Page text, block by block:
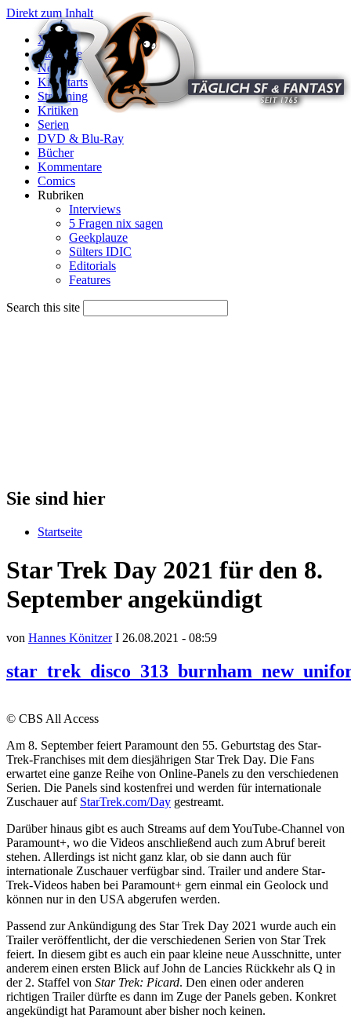
Direkt zum Inhalt
X
Startseite
News
Kinostarts
Streaming
Kritiken
Serien
DVD & Blu-Ray
Bücher
Kommentare
Comics
Rubriken
Interviews
5 Fragen nix sagen
Geekplauze
Sülters IDIC
Editorials
Features
Search this site
Sie sind hier
Startseite
Star Trek Day 2021 für den 8.
September angekündigt
von Hannes KönitzerI 26.08.2021 - 08:59
© CBS All Access
Am 8. September feiert Paramount den 55. Geburtstag des Star-
Trek-Franchises mit dem diesjährigen Star Trek Day. Die Fans
erwartet eine ganze Reihe von Online-Panels zu den verschiedenen
Serien. Die Panels sind kostenfrei und werden für internationale
Zuschauer auf StarTrek.com/Day gestreamt.
Darüber hinaus gibt es auch Streams auf dem YouTube-Channel von
Paramount+, wo die Videos anschließend auch zum Abruf bereit
stehen. Allerdings ist nicht ganz klar, ob sie dann auch für
internationale Zuschauer verfügbar sind. Trailer und andere Star-
Trek-Videos haben bei Paramount+ gern einmal ein Geolock und
können nur in den USA abgerufen werden.
Passend zur Ankündigung des Star Trek Day 2021 wurde auch ein
Trailer veröffentlicht, der die verschiedenen Serien von Star Trek
feiert. In diesem gibt es auch ein paar kleine neue Ausschnitte, unter
anderem einen ersten Blick auf John de Lancies Rückkehr als Q in
der 2. Staffel von Star Trek: Picard. Den einen oder anderen
richtigen Trailer dürfte es dann im Zuge der Panels geben. Konkret
angekündigt hat Paramount aber bisher noch keinen.